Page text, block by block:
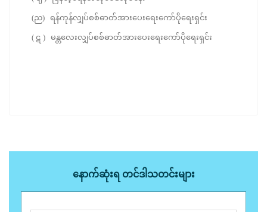
(ည) ရန်ကုန်လျှပ်စစ်ဓာတ်အားပေးရေးကော်ပိုရေးရှင်း
( ဋ ) မန္တလေးလျှပ်စစ်ဓာတ်အားပေးရေးကော်ပိုရေးရှင်း
နောက်ဆုံးရ တင်ဒါသတင်းများ